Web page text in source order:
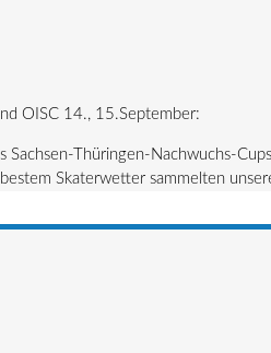
OISC 14., 15.September:
Sachsen-Thüringen-Nachwuchs-
Skaterwetter sammelten